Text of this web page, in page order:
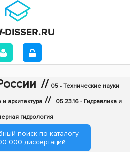
// 05 - Технические науки
архитектура // 05.23.16 - Гидравлика и
гидрология
поиск по каталогу
000 диссертаций